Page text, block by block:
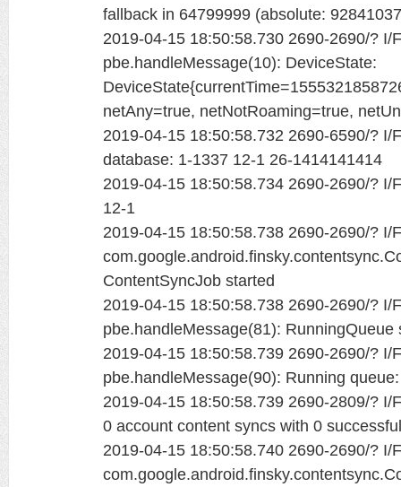
fallback in 64799999 (absolute:
2019-04-15 18:50:58.730 2690-2690/? I/
pbe.handleMessage(10): DeviceState:
netAny=true, netNotRoaming=true,
2019-04-15 18:50:58.732 2690-6590/? I/
database: 1-1337 12-1 26-1414141414
2019-04-15 18:50:58.734 2690-2690/?
12-1
2019-04-15 18:50:58.738 2690-2690/? I/
ContentSyncJob started
2019-04-15 18:50:58.738 2690-2690/? I/
pbe.handleMessage(81):
2019-04-15 18:50:58.739 2690-2690/? I/
pbe.handleMessage(90): Running
2019-04-15 18:50:58.739 2690-2809/?
0 account content syncs with 0
2019-04-15 18:50:58.740 2690-2690/? I/